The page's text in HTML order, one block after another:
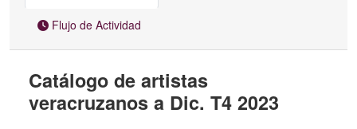
Flujo de Actividad
Catálogo de artistas
veracruzanos a Dic. T4 2023